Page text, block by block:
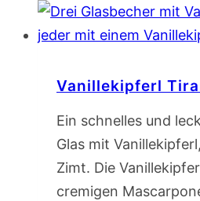
Vanillekipferl
Ein schnelles und
Glas mit
Zimt. Die
cremigen